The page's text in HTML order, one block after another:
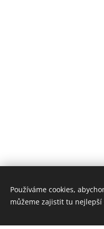
Používáme cookies,
můžeme zajistit tu